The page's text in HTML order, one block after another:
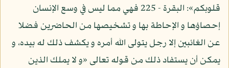
قلوبكم»: البقرة - 225 فهي مما ليس في وسع الإنسان
إحصاؤها و الإحاطة بها و تشخيصها من الحاضرين فضلا
عن الغائبين إلا رجل يتولى الله أمره و يكشف ذلك له بيده، و
يمكن أن يستفاد ذلك من قوله تعالى «و لا يملك الذين